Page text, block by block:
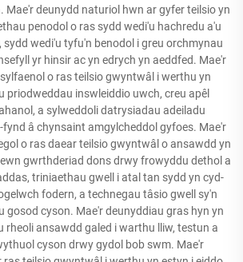
Mae'r deunydd naturiol hwn ar gyfer teilsio yn
penodol o ras sydd wedi'u hachredu a'u
sydd wedi'u tyfu'n benodol i greu orchmynau
yr hinsir ac yn edrych yn aeddfed. Mae'r
o ras teilsio gwyntwâl i werthu yn
priodweddau inswleiddio uwch, creu apêl
a sylweddoli datrysiadau adeiladu
â chynsaint amgylcheddol gyfoes. Mae'r
o ras daear teilsio gwyntwâl o ansawdd yn
gwrthderiad dons drwy frowyddu dethol a
triniaethau gwell i atal tan sydd yn cyd-
fodern, a technegau tâsio gwell sy'n
gosod cyson. Mae'r deunyddiau gras hyn yn
rheoli ansawdd galed i warthu lliw, testun a
cyson drwy gydol bob swm. Mae'r